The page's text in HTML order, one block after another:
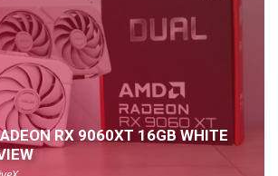
RX 9060XT 16GB WHITE